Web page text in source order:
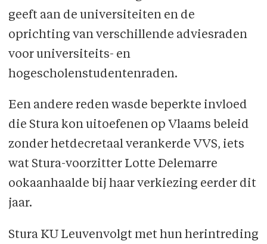
geeft aan de universiteiten en de
oprichting van verschillende adviesraden
voor universiteits- en
hogescholenstudentenraden.
Een andere reden wasde beperkte invloed
die Stura kon uitoefenen op Vlaams beleid
zonder hetdecretaal verankerde VVS, iets
wat Stura-voorzitter Lotte Delemarre
ookaanhaalde bij haar verkiezing eerder dit
jaar.
Stura KU Leuvenvolgt met hun herintreding